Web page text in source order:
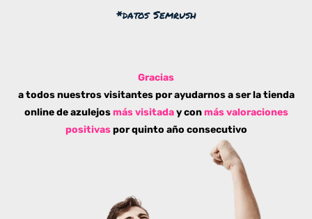
*datos Semrush
Gracias
a todos nuestros visitantes por ayudarnos a ser la tienda
online de azulejos más visitaday conmás valoraciones
positivaspor quinto año consecutivo